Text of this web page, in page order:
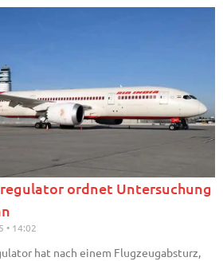
ordnet Untersuchung
14:02
hat nach einem Flugzeugabsturz,